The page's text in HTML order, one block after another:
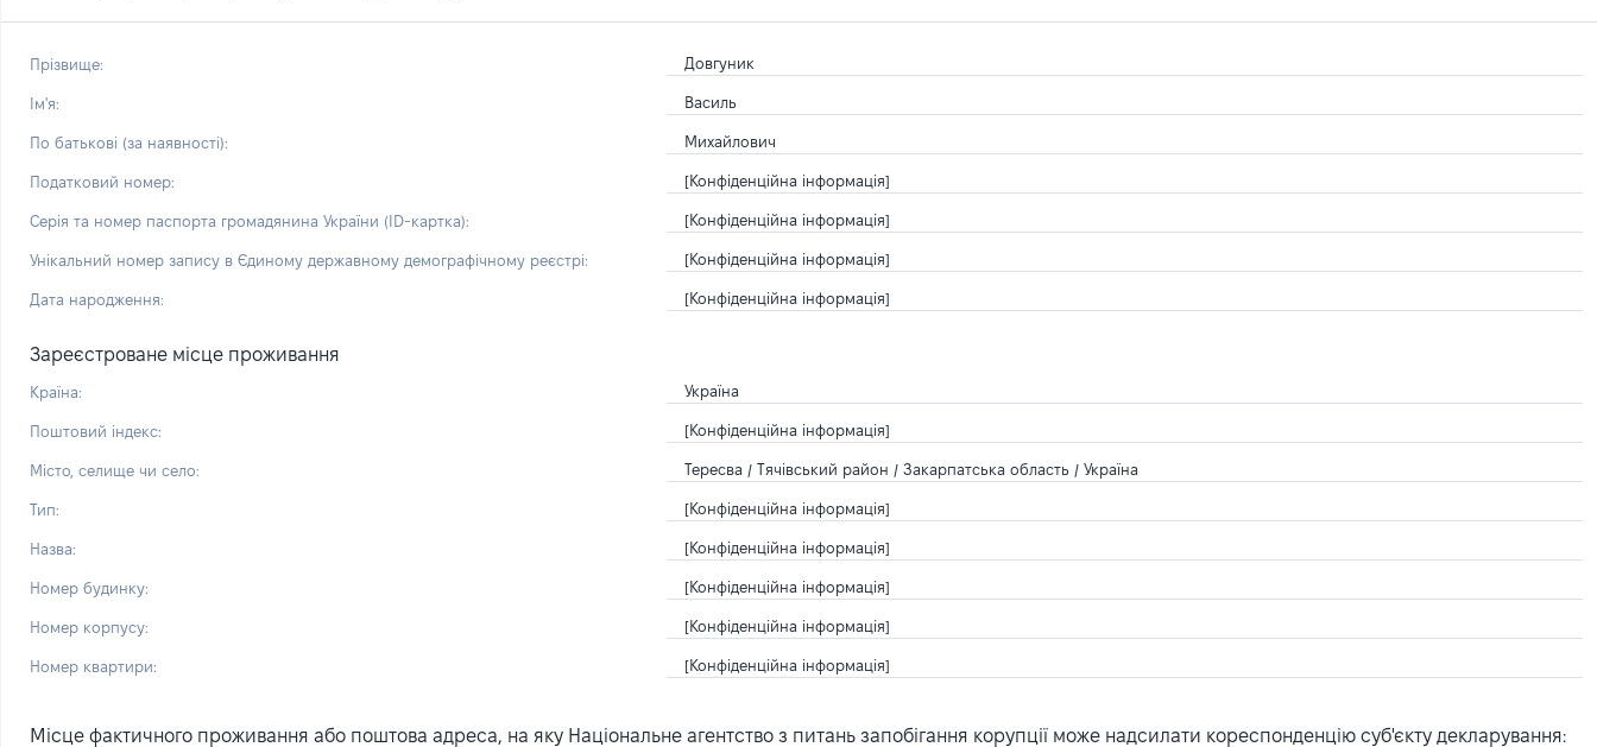
Прізвище: Довгуник
Ім'я: Василь
По батькові (за наявності): Михайлович
Податковий номер: [Конфіденційна інформація]
Серія та номер паспорта громадянина України (ID-картка): [Конфіденційна інформація]
Унікальний номер запису в Єдиному державному демографічному реєстрі: [Конфіденційна інформація]
Дата народження: [Конфіденційна інформація]
Зареєстроване місце проживання
Країна: Україна
Поштовий індекс: [Конфіденційна інформація]
Місто, селище чи село: Тересва / Тячівський район / Закарпатська область / Україна
Тип: [Конфіденційна інформація]
Назва: [Конфіденційна інформація]
Номер будинку: [Конфіденційна інформація]
Номер корпусу: [Конфіденційна інформація]
Номер квартири: [Конфіденційна інформація]
Місце фактичного проживання або поштова адреса, на яку Національне агентство з питань запобігання корупції може надсилати кореспонденцію суб'єкту декларування: